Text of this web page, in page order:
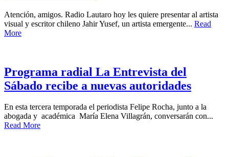
Atención, amigos. Radio Lautaro hoy les quiere presentar al artista
visual y escritor chileno Jahir Yusef, un artista emergente... Read
More
Programa radial La Entrevista del
Sábado recibe a nuevas autoridades
En esta tercera temporada el periodista Felipe Rocha, junto a la
abogada y académica María Elena Villagrán, conversarán con...
Read More